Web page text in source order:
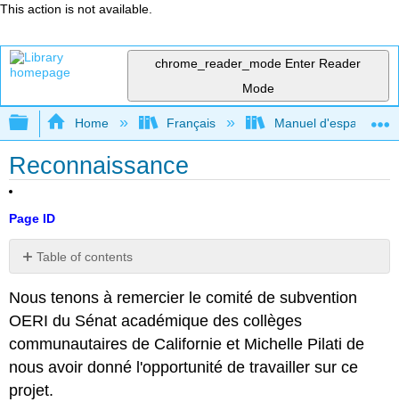
This action is not available.
chrome_reader_mode Enter Reader
Mode
Expand/collapse global hierarchy
Home Français Manuel d'espagnol
Reconnaissance
Page ID
Table of contents
No
Nous tenons à remercier le comité de subvention
OERI du Sénat académique des collèges
communautaires de Californie et Michelle Pilati de
nous avoir donné l'opportunité de travailler sur ce
projet.